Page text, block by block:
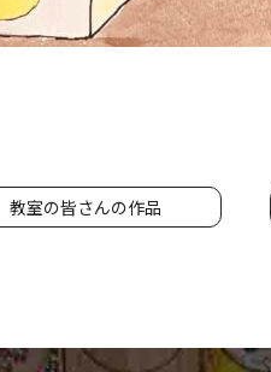
教室の皆さんの作品